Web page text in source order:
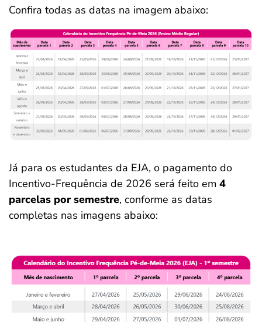
Confira todas as datas na imagem abaixo:
Já para os estudantes da EJA, o pagamento do
Incentivo-Frequência de 2026 será feito em 4
parcelas por semestre, conforme as datas
completas nas imagens abaixo: